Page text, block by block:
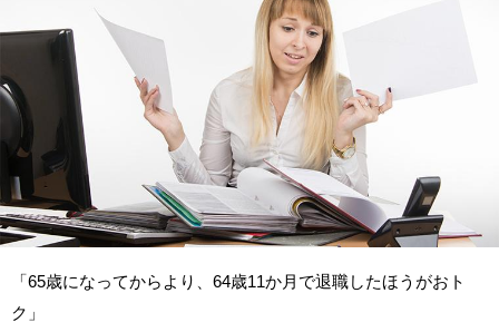
「65歳になってからより、64歳11か月で退職したほうがおト
ク」